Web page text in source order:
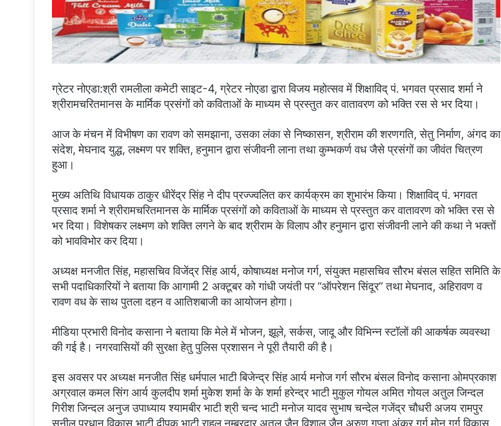
ग्रेटर नोएडा:श्री रामलीला कमेटी साइट-4, ग्रेटर नोएडा द्वारा विजय महोत्सव में शिक्षाविद् पं. भगवत प्रसाद शर्मा ने
श्रीरामचरितमानस के मार्मिक प्रसंगों को कविताओं के माध्यम से प्रस्तुत कर वातावरण को भक्ति रस से भर दिया।
आज के मंचन में विभीषण का रावण को समझाना, उसका लंका से निष्कासन, श्रीराम की शरणगति, सेतु निर्माण, अंगद का
संदेश, मेघनाद युद्ध, लक्ष्मण पर शक्ति, हनुमान द्वारा संजीवनी लाना तथा कुम्भकर्ण वध जैसे प्रसंगों का जीवंत चित्रण
हुआ।
मुख्य अतिथि विधायक ठाकुर धीरेंद्र सिंह ने दीप प्रज्ज्वलित कर कार्यक्रम का शुभारंभ किया। शिक्षाविद् पं. भगवत
प्रसाद शर्मा ने श्रीरामचरितमानस के मार्मिक प्रसंगों को कविताओं के माध्यम से प्रस्तुत कर वातावरण को भक्ति रस से
भर दिया। विशेषकर लक्ष्मण को शक्ति लगने के बाद श्रीराम के विलाप और हनुमान द्वारा संजीवनी लाने की कथा ने भक्तों
को भावविभोर कर दिया।
अध्यक्ष मनजीत सिंह, महासचिव विजेंद्र सिंह आर्य, कोषाध्यक्ष मनोज गर्ग, संयुक्त महासचिव सौरभ बंसल सहित समिति के
सभी पदाधिकारियों ने बताया कि आगामी 2 अक्टूबर को गांधी जयंती पर “ऑपरेशन सिंदूर” तथा मेघनाद, अहिरावण व
रावण वध के साथ पुतला दहन व आतिशबाजी का आयोजन होगा।
मीडिया प्रभारी विनोद कसाना ने बताया कि मेले में भोजन, झूले, सर्कस, जादू और विभिन्न स्टॉलों की आकर्षक व्यवस्था
की गई है। नगरवासियों की सुरक्षा हेतु पुलिस प्रशासन ने पूरी तैयारी की है।
इस अवसर पर अध्यक्ष मनजीत सिंह धर्मपाल भाटी बिजेन्द्र सिंह आर्य मनोज गर्ग सौरभ बंसल विनोद कसाना ओमप्रकाश
अग्रवाल कमल सिंग आर्य कुलदीप शर्मा मुकेश शर्मा के के शर्मा हरेन्द्र भाटी मुकुल गोयल अमित गोयल अतुल जिन्दल
गिरीश जिन्दल अनुज उपाध्याय श्यामबीर भाटी श्री चन्द भाटी मनोज यादव सुभाष चन्देल गजेंद्र चौधरी अजय रामपुर